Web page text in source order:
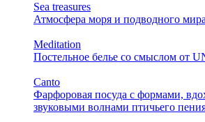
Sea treasures
Атмосфера моря и подводного мира
Meditation
Постельное белье со смыслом от
Canto
Фарфоровая посуда с формами,
звуковыми волнами птичьего